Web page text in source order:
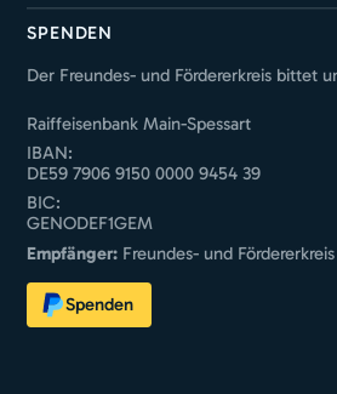
SPENDEN
Der Freundes- und Fördererkreis bittet
Raiffeisenbank Main-Spessart
IBAN:
DE59 7906 9150 0000 9454 39
BIC:
GENODEF1GEM
Empfänger: Freundes- und
Spenden